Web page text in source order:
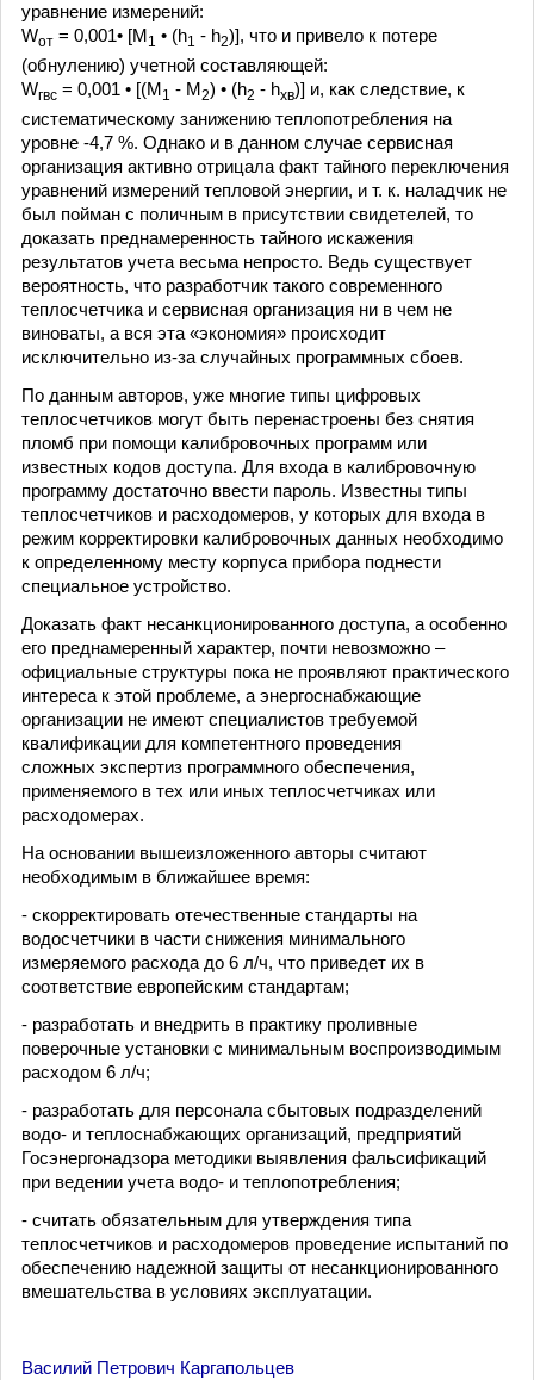
уравнение измерений:
Wот = 0,001• [M 1 • (h1 - h2)], что и привело к потере
(обнулению) учетной составляющей:
Wгвс = 0,001 • [(M 1 - M 2) • (h2 - hхв)] и, как следствие, к
систематическому занижению теплопотребления на
уровне -4,7 %. Однако и в данном случае сервисная
организация активно отрицала факт тайного переключения
уравнений измерений тепловой энергии, и т. к. наладчик не
был пойман с поличным в присутствии свидетелей, то
доказать преднамеренность тайного искажения
результатов учета весьма непросто. Ведь существует
вероятность, что разработчик такого современного
теплосчетчика и сервисная организация ни в чем не
виноваты, а вся эта «экономия» происходит
исключительно из-за случайных программных сбоев.
По данным авторов, уже многие типы цифровых
теплосчетчиков могут быть перенастроены без снятия
пломб при помощи калибровочных программ или
известных кодов доступа. Для входа в калибровочную
программу достаточно ввести пароль. Известны типы
теплосчетчиков и расходомеров, у которых для входа в
режим корректировки калибровочных данных необходимо
к определенному месту корпуса прибора поднести
специальное устройство.
Доказать факт несанкционированного доступа, а особенно
его преднамеренный характер, почти невозможно –
официальные структуры пока не проявляют практического
интереса к этой проблеме, а энергоснабжающие
организации не имеют специалистов требуемой
квалификации для компетентного проведения
сложных экспертиз программного обеспечения,
применяемого в тех или иных теплосчетчиках или
расходомерах.
На основании вышеизложенного авторы считают
необходимым в ближайшее время:
- скорректировать отечественные стандарты на
водосчетчики в части снижения минимального
измеряемого расхода до 6 л/ч, что приведет их в
соответствие европейским стандартам;
- разработать и внедрить в практику проливные
поверочные установки с минимальным воспроизводимым
расходом 6 л/ч;
- разработать для персонала сбытовых подразделений
водо- и теплоснабжающих организаций, предприятий
Госэнергонадзора методики выявления фальсификаций
при ведении учета водо- и теплопотребления;
- считать обязательным для утверждения типа
теплосчетчиков и расходомеров проведение испытаний по
обеспечению надежной защиты от несанкционированного
вмешательства в условиях эксплуатации.
Василий Петрович Каргапольцев